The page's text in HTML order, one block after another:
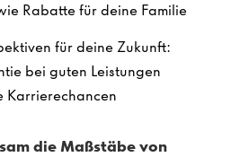
Rabatte für deine Familie
für deine Zukunft:
bei guten Leistungen
Karrierechancen
die Maßstäbe von